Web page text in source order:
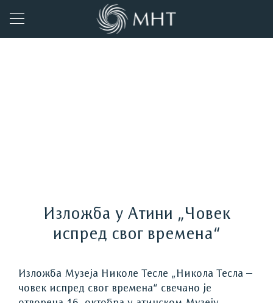
Изложба у Атини „Човек
испред свог времена“
Изложба Музеја Николе Тесле „Никола Тесла –
човек испред свог времена“ свечано је